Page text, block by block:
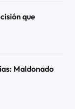
que
Maldonado